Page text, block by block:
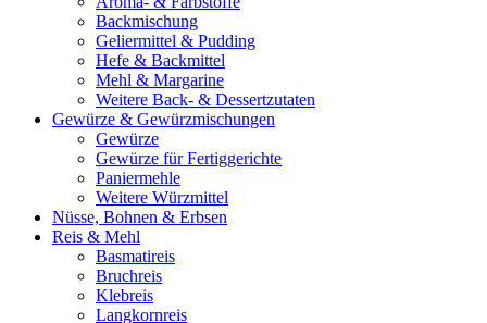
Backmischung
Geliermittel & Pudding
Hefe & Backmittel
Mehl & Margarine
Weitere Back- & Dessertzutaten
Gewürze & Gewürzmischungen
Gewürze
Gewürze für Fertiggerichte
Paniermehle
Weitere Würzmittel
Nüsse, Bohnen & Erbsen
Reis & Mehl
Basmatireis
Bruchreis
Klebreis
Langkornreis